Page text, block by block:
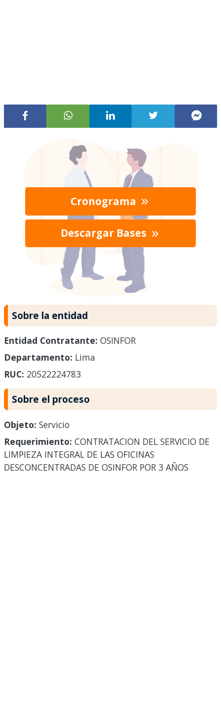
Cronograma
Descargar Bases
Sobre la entidad
Entidad Contratante: OSINFOR
Departamento: Lima
RUC: 20522224783
Sobre el proceso
Objeto: Servicio
Requerimiento: CONTRATACION DEL SERVICIO DE
LIMPIEZA INTEGRAL DE LAS OFICINAS
DESCONCENTRADAS DE OSINFOR POR 3 AÑOS